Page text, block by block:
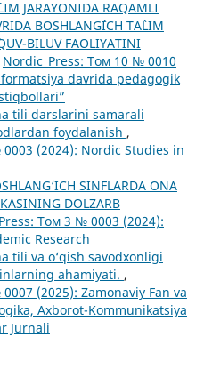
JARAYONIDA RAQAMLI
BOSHLANG`ICH TA`LIM
BILUV FAOLIYATINI
Nordic_Press: Том 10 № 0010
davrida pedagogik
tili darslarini samarali
foydalanish ,
(2024): Nordic Studies in
SINFLARDA ONA
DOLZARB
Том 3 № 0003 (2024):
Research
tili va o‘qish savodxonligi
ahamiyati. ,
(2025): Zamonaviy Fan va
Axborot-Kommunikatsiya
Jurnali